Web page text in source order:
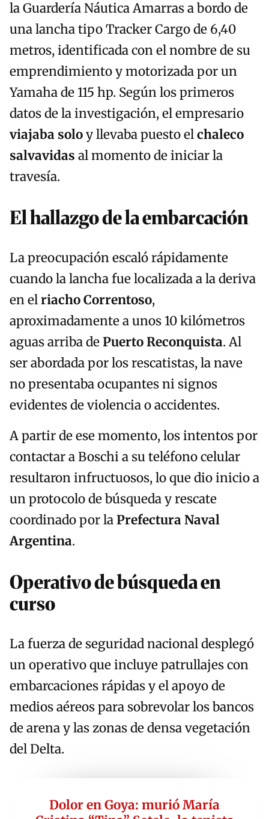
la Guardería Náutica Amarras a bordo de
una lancha tipo Tracker Cargo de 6,40
metros, identificada con el nombre de su
emprendimiento y motorizada por un
Yamaha de 115 hp. Según los primeros
datos de la investigación, el empresario
viajaba soloy llevaba puesto elchaleco
salvavidas al momento de iniciar la
travesía.
El hallazgo de la embarcación
La preocupación escaló rápidamente
cuando la lancha fue localizada a la deriva
en elriacho Correntoso,
aproximadamente a unos 10 kilómetros
aguas arriba dePuerto Reconquista. Al
ser abordada por los rescatistas, la nave
no presentaba ocupantes ni signos
evidentes de violencia o accidentes.
A partir de ese momento, los intentos por
contactar a Boschi a su teléfono celular
resultaron infructuosos, lo que dio inicio a
un protocolo de búsqueda y rescate
coordinado por laPrefectura Naval
Argentina.
Operativo de búsqueda en
curso
La fuerza de seguridad nacional desplegó
un operativo que incluye patrullajes con
embarcaciones rápidas y el apoyo de
medios aéreos para sobrevolar los bancos
de arena y las zonas de densa vegetación
del Delta.
Dolor en Goya: murió María